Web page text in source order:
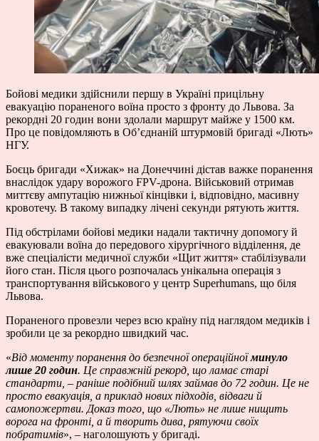
Бойові медики здійснили першу в Україні прицільну
евакуацію пораненого воїна просто з фронту до Львова. За
рекордні 20 годин вони здолали маршрут майже у 1500 км.
Про це повідомляють в Об’єднаній штурмовій бригаді «Лють»
НГУ.
Боєць бригади «Хижак» на Донеччині дістав важке поранення
внаслідок удару ворожого FPV-дрона. Військовий отримав
миттєву ампутацію нижньої кінцівки і, відповідно, масивну
кровотечу. В такому випадку лічені секунди рятують життя.
Під обстрілами бойові медики надали тактичну допомогу й
евакуювали воїна до передового хірургічного відділення, де
вже спеціалісти медичної служби «Щит життя» стабілізували
його стан. Після цього розпочалась унікальна операція з
транспортування військового у центр Superhumans, що біля
Львова.
Пораненого провезли через всю країну під наглядом медиків і
зробили це за рекордно швидкий час.
«Від моменту поранення до безпечної операційноїминуло
лише 20 годин. Це справжній рекорд, що ламає старі
стандарти, – раніше подібний шлях займав до 72 годин. Це не
просто евакуація, а приклад нових підходів, відваги й
самопожертви. Доказ того, що «Лють» не лише нищить
ворога на фронті, а й творить дива, рятуючи своїх
побратимів», – наголошують у бригаді.